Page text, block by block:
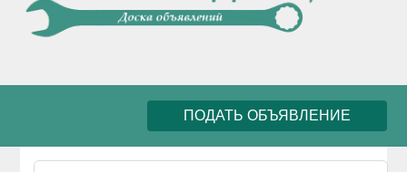
ПОДАТЬ ОБЪЯВЛЕНИЕ